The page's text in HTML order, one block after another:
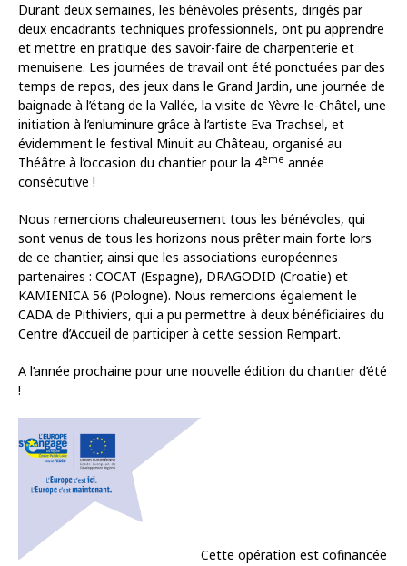
Durant deux semaines, les bénévoles présents, dirigés par
deux encadrants techniques professionnels, ont pu apprendre
et mettre en pratique des savoir-faire de charpenterie et
menuiserie. Les journées de travail ont été ponctuées par des
temps de repos, des jeux dans le Grand Jardin, une journée de
baignade à l’étang de la Vallée, la visite de Yèvre-le-Châtel, une
initiation à l’enluminure grâce à l’artiste Eva Trachsel, et
évidemment le festival Minuit au Château, organisé au
Théâtre à l’occasion du chantier pour la 4ème année
consécutive !
Nous remercions chaleureusement tous les bénévoles, qui
sont venus de tous les horizons nous prêter main forte lors
de ce chantier, ainsi que les associations européennes
partenaires : COCAT (Espagne), DRAGODID (Croatie) et
KAMIENICA 56 (Pologne). Nous remercions également le
CADA de Pithiviers, qui a pu permettre à deux bénéficiaires du
Centre d’Accueil de participer à cette session Rempart.
A l’année prochaine pour une nouvelle édition du chantier d’été
!
Cette opération est cofinancée